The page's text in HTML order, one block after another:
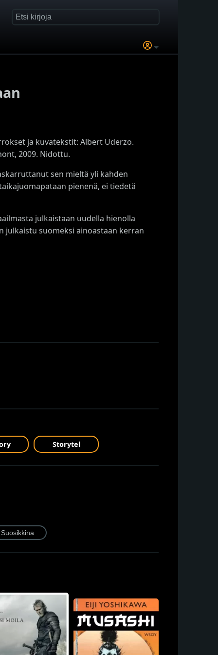
ja kuvatekstit: Albert Uderzo.
2009. Nidottu.
sen mieltä yli kahden
pienenä, ei tiedetä
julkaistaan uudella hienolla
julkaistu suomeksi ainoastaan kerran
Storytel